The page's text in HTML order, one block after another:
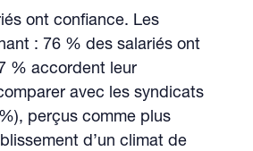
ont confiance. Les
: 76 % des salariés ont
% accordent leur
avec les syndicats
perçus comme plus
d’un climat de